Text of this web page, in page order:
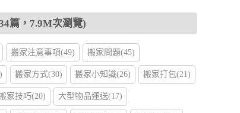
篇，7.9M次瀏覽)
搬家注意事項(49) 搬家問題(45)
搬家方式(30) 搬家小知識(26) 搬家打包(21)
家技巧(20) 大型物品運送(17)